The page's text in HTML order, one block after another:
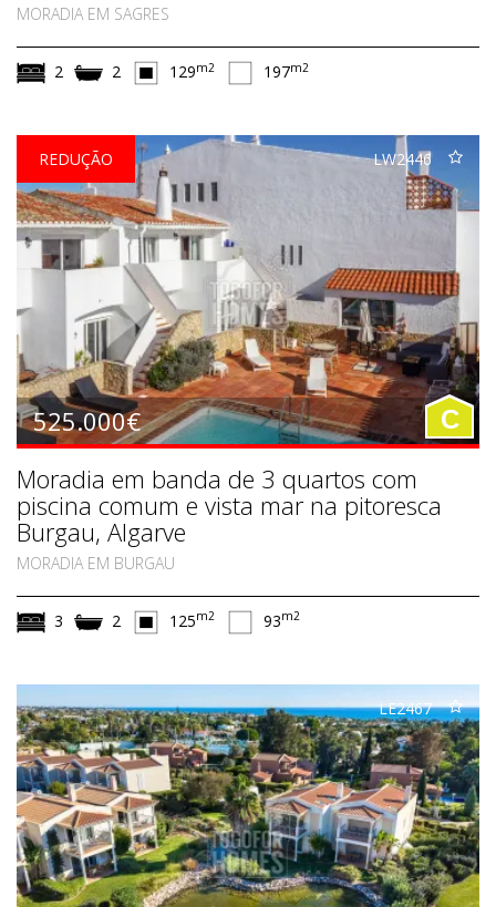
MORADIA EM SAGRES
2 2 129m2 197m2
LW2446
525.000€
REDUÇÃO
C
Moradia em banda de 3 quartos com
piscina comum e vista mar na pitoresca
Burgau, Algarve
MORADIA EM BURGAU
3 2 125m2 93m2
LE2467